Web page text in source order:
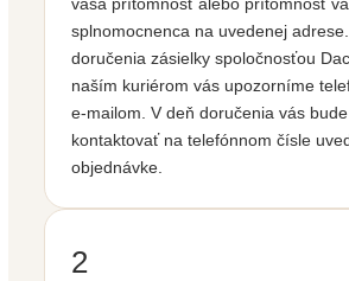
splnomocnenca na uvedenej
doručenia zásielky spoločnosťou
naším kuriérom vás upozorníme
e-mailom. V deň doručenia vás
kontaktovať na telefónnom čísle
objednávke.
2